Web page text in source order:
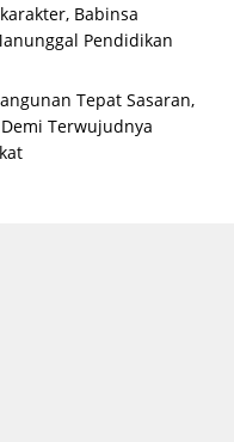
Babinsa
Pendidikan
Tepat Sasaran,
Terwujudnya